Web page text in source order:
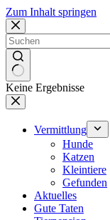
Zum Inhalt springen
Keine Ergebnisse
Vermittlung
Hunde
Katzen
Kleintiere
Gefunden
Aktuelles
Gute Taten